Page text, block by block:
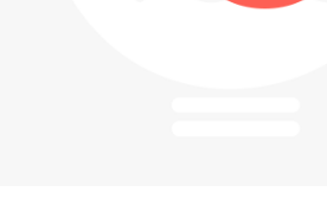
Impressum